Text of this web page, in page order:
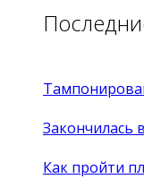
Закончилась
Как пройти